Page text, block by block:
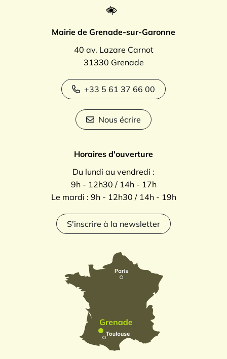
Mairie de Grenade-sur-Garonne
40 av. Lazare Carnot
31330 Grenade
+33 5 61 37 66 00
Nous écrire
Horaires d'ouverture
Du lundi au vendredi :
9h - 12h30 / 14h - 17h
Le mardi : 9h - 12h30 / 14h - 19h
S'inscrire à la newsletter